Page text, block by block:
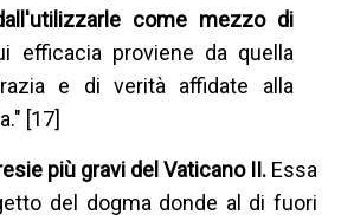
come mezzo di
efficacia proviene da quella
e di verità affidate alla
[17]
più gravi del Vaticano II. Essa
del dogma donde al di fuori